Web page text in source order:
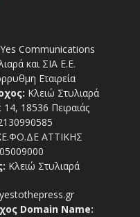
Communications
και ΣΙΑ Ε.Ε.
Εταιρεία
Κλειώ Στυλιαρά
14, 18536 Πειραιάς
ΑΤΤΙΚΗΣ
Κλειώ Στυλιαρά
Domain Name: